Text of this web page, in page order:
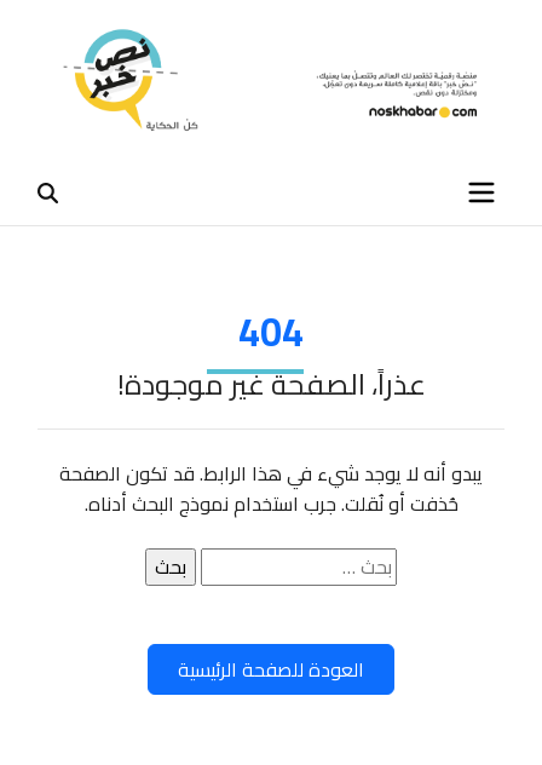
404
عذراً، الصفحة غير موجودة!
يبدو أنه لا يوجد شيء في هذا الرابط. قد تكون الصفحة
حُذفت أو نُقلت. جرب استخدام نموذج البحث أدناه.
البحث
عن:
العودة للصفحة الرئيسية